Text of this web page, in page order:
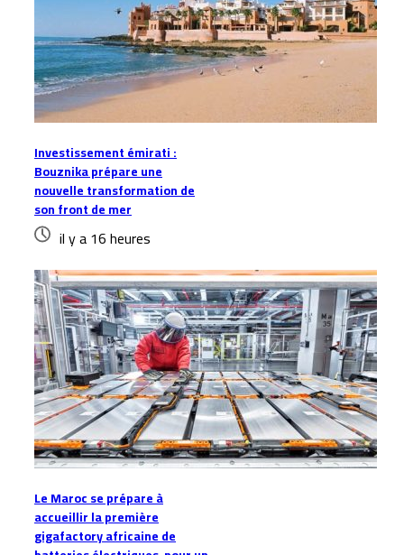
Investissement émirati :
Bouznika prépare une
nouvelle transformation de
son front de mer
il y a 16 heures
Le Maroc se prépare à
accueillir la première
gigafactory africaine de